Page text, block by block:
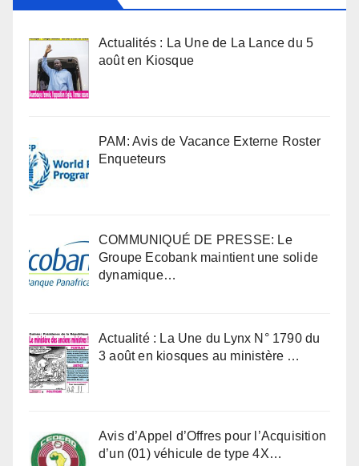
Actualités : La Une de La Lance du 5
août en Kiosque
PAM: Avis de Vacance Externe Roster
Enqueteurs
COMMUNIQUÉ DE PRESSE: Le
Groupe Ecobank maintient une solide
dynamique…
Actualité : La Une du Lynx N° 1790 du
3 août en kiosques au ministère …
Avis d’Appel d’Offres pour l’Acquisition
d’un (01) véhicule de type 4X…